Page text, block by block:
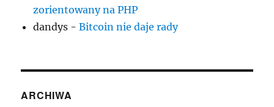
zorientowany na PHP
dandys -Bitcoin nie daje rady
ARCHIWA